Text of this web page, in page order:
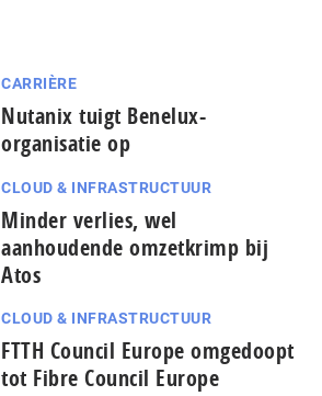
CARRIÈRE
Nutanix tuigt Benelux-
organisatie op
CLOUD & INFRASTRUCTUUR
Minder verlies, wel
aanhoudende omzetkrimp bij
Atos
CLOUD & INFRASTRUCTUUR
FTTH Council Europe omgedoopt
tot Fibre Council Europe